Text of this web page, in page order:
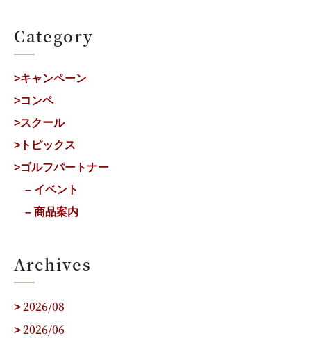
Category
>キャンペーン
>コンペ
>スクール
>トピックス
>ゴルフパートナー
– イベント
– 商品案内
Archives
> 2026/08
> 2026/06